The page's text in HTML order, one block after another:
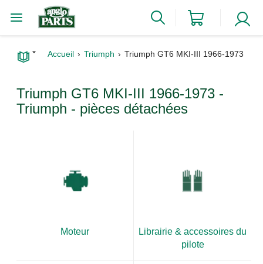
Accueil Triumph Triumph GT6 MKI-III 1966-1973
Triumph GT6 MKI-III 1966-1973 -
Triumph - pièces détachées
Moteur
Librairie & accessoires du
pilote